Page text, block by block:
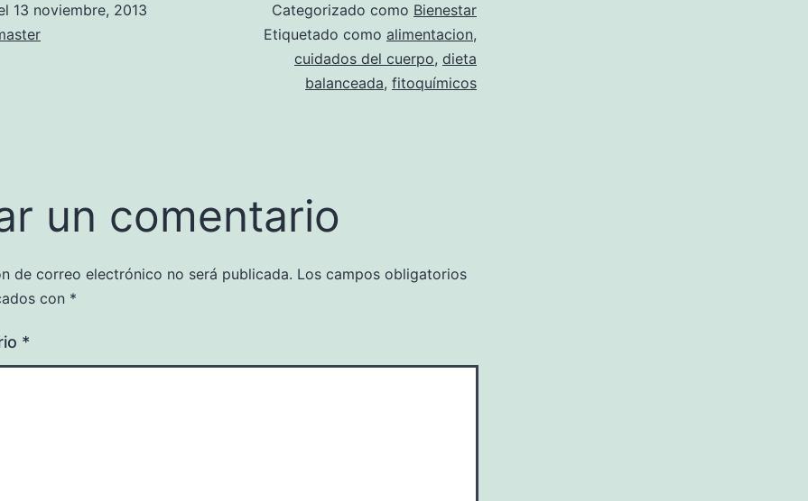
13 noviembre, 2013
Categorizado como Bienestar
Etiquetado como alimentacion,
cuidados del cuerpo, dieta
balanceada, fitoquímicos
un comentario
de correo electrónico no será publicada. Los campos obligatorios
con *
*